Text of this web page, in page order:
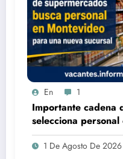
En 1
Importante cadena
selecciona
1 De Agosto De 2026